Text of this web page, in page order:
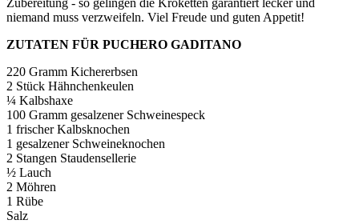
niemand muss verzweifeln. Viel Freude und guten Appetit!
ZUTATEN FÜR PUCHERO GADITANO
220 Gramm Kichererbsen
2 Stück Hähnchenkeulen
¼ Kalbshaxe
100 Gramm gesalzener Schweinespeck
1 frischer Kalbsknochen
1 gesalzener Schweineknochen
2 Stangen Staudensellerie
½ Lauch
2 Möhren
1 Rübe
Salz